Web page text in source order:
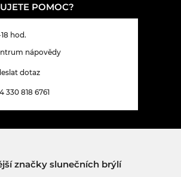
POMOC?
hod.
nápovědy
dotaz
330 818 6761
značky slunečních brýlí